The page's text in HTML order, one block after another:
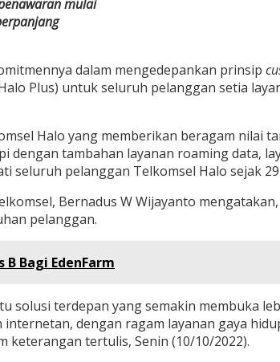
mulai
dalam mengedepankan prinsip
Plus) untuk seluruh pelanggan setia
Halo yang memberikan beragam nilai
dengan tambahan layanan roaming data,
seluruh pelanggan Telkomsel Halo sejak
Bernadus W Wijayanto
pelanggan.
Bagi EdenFarm
solusi terdepan yang semakin membuka
dengan ragam layanan gaya
keterangan tertulis, Senin (10/10/2022).